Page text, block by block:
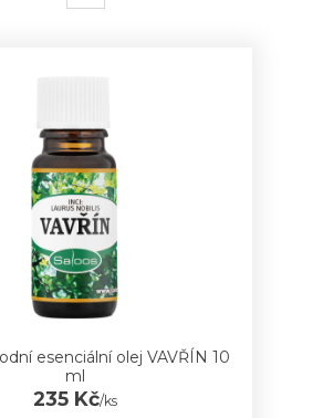
esenciální olej VAVŘÍN 10
ml
235 Kč/ks